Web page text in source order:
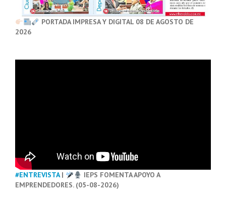
PORTADA IMPRESA Y DIGITAL 08 DE AGOSTO DE
2026
#ENTREVISTA|
IEPS FOMENTA APOYO A
EMPRENDEDORES. (05-08-2026)